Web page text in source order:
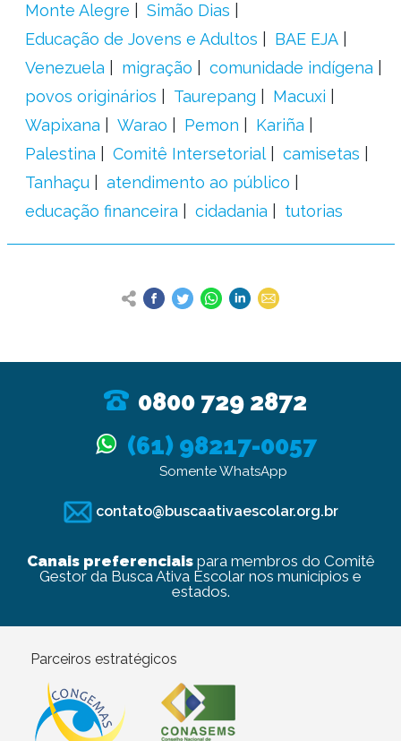
Monte Alegre
Simão Dias
Educação de Jovens e Adultos
BAE EJA
Venezuela
migração
comunidade indígena
povos originários
Taurepang
Macuxi
Wapixana
Warao Pemon
Kariña
Palestina
Comitê Intersetorial
camisetas
Tanhaçu
atendimento ao público
educação financeira
cidadania tutorias
0800 729 2872
(61) 98217-0057
Somente WhatsApp
contato@buscaativaescolar.org.br
Canais preferenciaispara membros do Comitê
Gestor da Busca Ativa Escolar nos municípios e
estados.
Parceiros estratégicos